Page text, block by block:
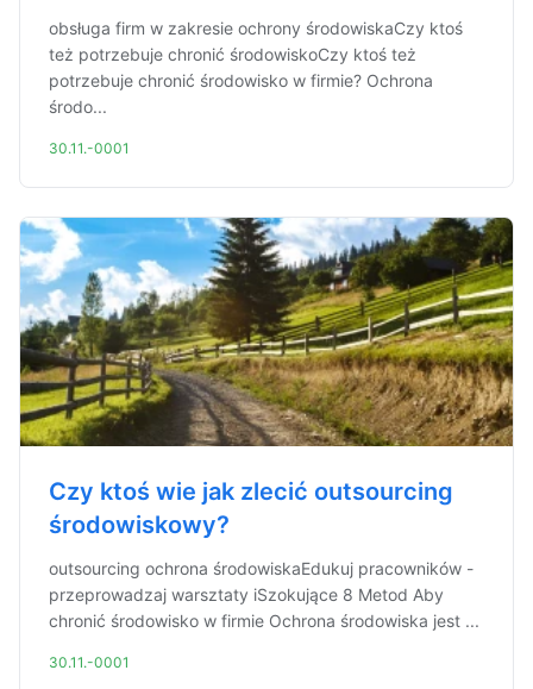
obsługa firm w zakresie ochrony środowiskaCzy ktoś
też potrzebuje chronić środowiskoCzy ktoś też
potrzebuje chronić środowisko w firmie? Ochrona
środo...
30.11.-0001
Czy ktoś wie jak zlecić outsourcing
środowiskowy?
outsourcing ochrona środowiskaEdukuj pracowników -
przeprowadzaj warsztaty iSzokujące 8 Metod Aby
chronić środowisko w firmie Ochrona środowiska jest ...
30.11.-0001